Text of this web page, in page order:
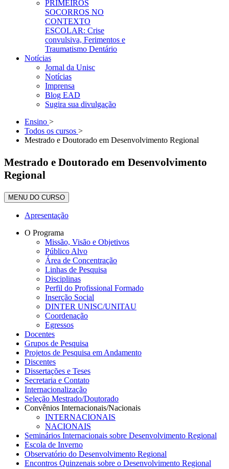
PRIMEIROS
SOCORROS NO
CONTEXTO
ESCOLAR: Crise
convulsiva, Ferimentos e
Traumatismo Dentário
Notícias
Jornal da Unisc
Notícias
Imprensa
Blog EAD
Sugira sua divulgação
Ensino >
Todos os cursos >
Mestrado e Doutorado em Desenvolvimento Regional
Mestrado e Doutorado em Desenvolvimento
Regional
MENU DO CURSO
Apresentação
O Programa
Missão, Visão e Objetivos
Público Alvo
Área de Concentração
Linhas de Pesquisa
Disciplinas
Perfil do Profissional Formado
Inserção Social
DINTER UNISC/UNITAU
Coordenação
Egressos
Docentes
Grupos de Pesquisa
Projetos de Pesquisa em Andamento
Discentes
Dissertações e Teses
Secretaria e Contato
Internacionalização
Seleção Mestrado/Doutorado
Convênios Internacionais/Nacionais
INTERNACIONAIS
NACIONAIS
Seminários Internacionais sobre Desenvolvimento Regional
Escola de Inverno
Observatório do Desenvolvimento Regional
Encontros Quinzenais sobre o Desenvolvimento Regional